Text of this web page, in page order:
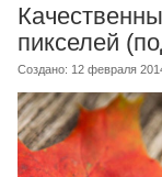
пикселей
Создано: 12 февраля